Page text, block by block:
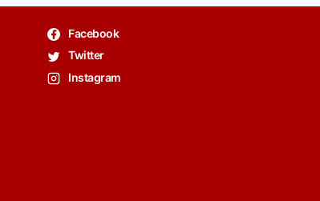
Facebook
Twitter
Instagram